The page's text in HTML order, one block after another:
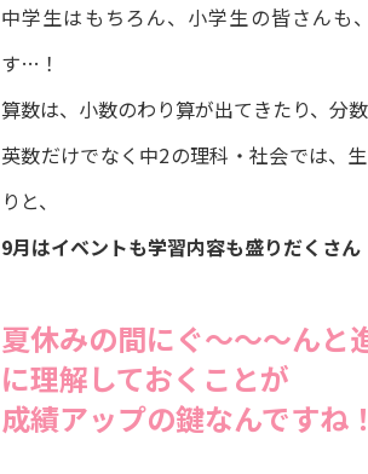
中学生はもちろん、小学生の皆さんも
す…！
算数は、小数のわり算が出てきたり、分
英数だけでなく中2の理科・社会では、
りと、
9月はイベントも学習内容も盛りだくさん
夏休みの間にぐ～～～んと
に理解しておくことが
成績アップの鍵なんですね